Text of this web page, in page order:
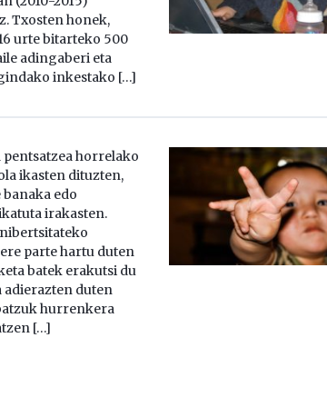
Txosten honek,
urte bitarteko 500
adingaberi eta
inkestako […]
horrelako
ikasten dituzten,
edo
irakasten.
parte hartu duten
batek erakutsi du
adierazten duten
hurrenkera
[…]